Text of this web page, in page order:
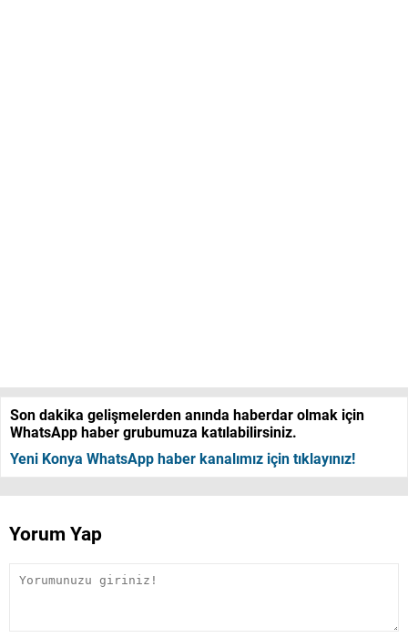
Son dakika gelişmelerden anında haberdar olmak için
WhatsApp haber grubumuza katılabilirsiniz.
Yeni Konya WhatsApp haber kanalımız için tıklayınız!
Yorum Yap